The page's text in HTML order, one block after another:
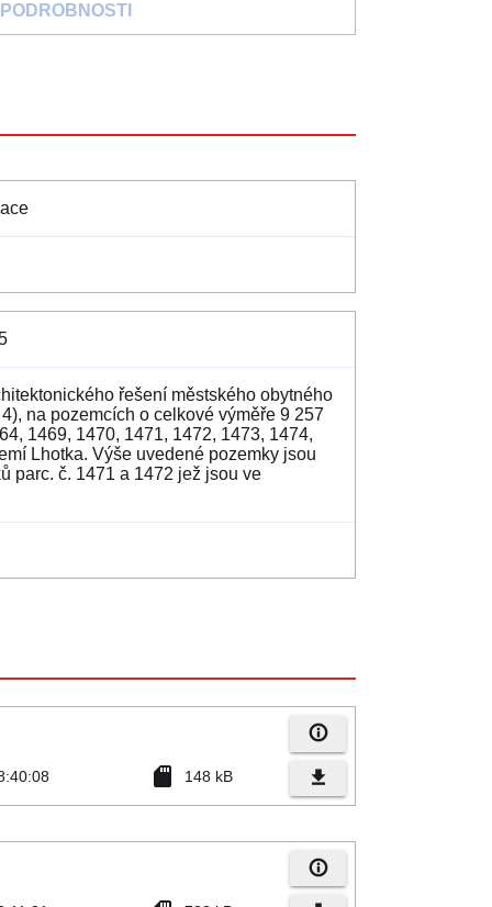
PODROBNOSTI
řešení městského obytného
na pozemcích o celkové výměře 9 257
1469, 1470, 1471, 1472, 1473, 1474,
Lhotka. Výše uvedené pozemky jsou
parc. č. 1471 a 1472 jež jsou ve
sd_card 148 kB
info_outline
file_download
info_outline